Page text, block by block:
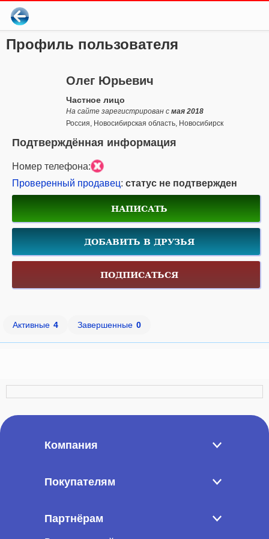
Профиль пользователя
Олег Юрьевич
Частное лицо
На сайте зарегистрирован с мая 2018
Россия, Новосибирская область, Новосибирск
Подтверждённая информация
Номер телефона:
Проверенный продавец: статус не подтвержден
НАПИСАТЬ
ДОБАВИТЬ В ДРУЗЬЯ
ПОДПИСАТЬСЯ
Активные 4 Завершенные 0
Компания
Покупателям
Партнёрам